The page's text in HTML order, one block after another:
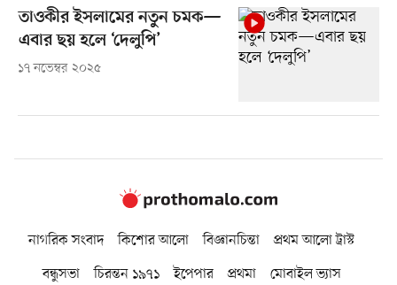
তাওকীর ইসলামের নতুন চমক—
এবার ছয় হলে ‘দেলুপি’
১৭ নভেম্বর ২০২৫
নাগরিক সংবাদ কিশোর আলো বিজ্ঞানচিন্তা
প্রথম আলো ট্রাস্ট
বন্ধুসভা
চিরন্তন ১৯৭১ ইপেপার প্রথমা মোবাইল ভ্যাস